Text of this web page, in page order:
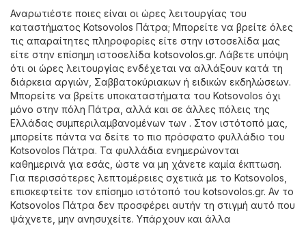
Αναρωτιέστε ποιες είναι οι ώρες λειτουργίας του
καταστήματος Kotsovolos Πάτρα; Μπορείτε να βρείτε όλες
τις απαραίτητες πληροφορίες είτε στην ιστοσελίδα μας
είτε στην επίσημη ιστοσελίδα kotsovolos.gr. Λάβετε υπόψη
ότι οι ώρες λειτουργίας ενδέχεται να αλλάξουν κατά τη
διάρκεια αργιών, Σαββατοκύριακων ή ειδικών εκδηλώσεων.
Μπορείτε να βρείτε υποκαταστήματα του Kotsovolos όχι
μόνο στην πόλη Πάτρα, αλλά και σε άλλες πόλεις της
Ελλάδας συμπεριλαμβανομένων των . Στον ιστότοπό μας,
μπορείτε πάντα να δείτε το πιο πρόσφατο φυλλάδιο του
Kotsovolos Πάτρα. Τα φυλλάδια ενημερώνονται
καθημερινά για εσάς, ώστε να μη χάνετε καμία έκπτωση.
Για περισσότερες λεπτομέρειες σχετικά με το Kotsovolos,
επισκεφτείτε τον επίσημο ιστότοπό του kotsovolos.gr. Αν το
Kotsovolos Πάτρα δεν προσφέρει αυτήν τη στιγμή αυτό που
ψάχνετε, μην ανησυχείτε. Υπάρχουν και άλλα